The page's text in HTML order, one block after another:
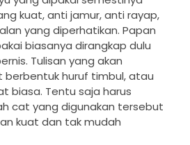
kuat, anti jamur, anti rayap,
yang diperhatikan. Papan
biasanya dirangkap dulu
Tulisan yang akan
berbentuk huruf timbul, atau
biasa. Tentu saja harus
cat yang digunakan tersebut
kuat dan tak mudah